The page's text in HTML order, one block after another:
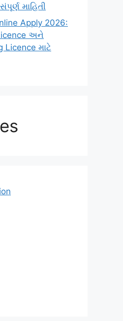
માહિતી
Apply 2026:
અને
Licence માટે